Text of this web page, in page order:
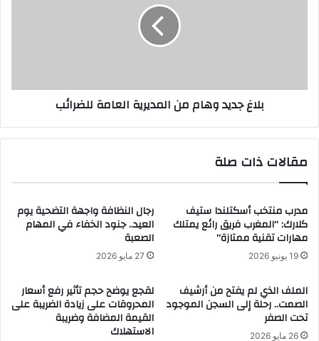
بلاغ جديد وهام من المديرية العامة للضرائب
مقالات ذات صلة
مدرب منتخب أسكتلندا ستيف
كلارك: “المغرب فريق رائع يمتلك
مهارات تقنية ممتازة”
19 يونيو 2026
رجال النظافة واجهة التضحية يوم
العيد.. جنود الخفاء في المهام
الصعبة
27 مايو 2026
الملف الذي لم يفتح من أرشيف
الصمت.. رحلة إلى السجن الموجود
تحت الصفر
26 مايو 2026
لقجع يوضح حجم تأثير رفع أسعار
المحروقات على زيادة الضريبة على
القيمة المضافة وضريبة
الاستهلاك